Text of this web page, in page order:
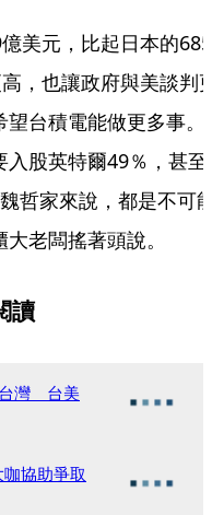
美元，比起日本的685
，也讓政府與美談判
台積電能做更多事。
入股英特爾49％，甚至
哲家來說，都是不可
老闆搖著頭說。
讀
台灣 台美
協助爭取